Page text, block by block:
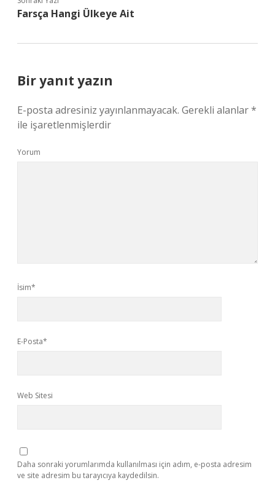
Farsça Hangi Ülkeye Ait
Bir yanıt yazın
E-posta adresiniz yayınlanmayacak. Gerekli alanlar*
ile işaretlenmişlerdir
Yorum
İsim*
E-Posta*
Web Sitesi
Daha sonraki yorumlarımda kullanılması için adım, e-posta adresim
ve site adresim bu tarayıcıya kaydedilsin.